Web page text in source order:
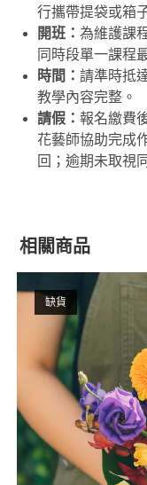
行攜帶提袋或箱
開班：為維護課
同時段單一課程
時間：請準時抵
教學內容完整。
請假：報名繳費
花藝師協助完成
回；逾期未取視
相關商品
缺貨